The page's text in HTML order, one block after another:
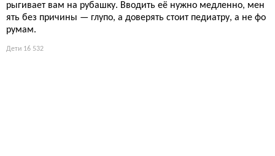
рыгивает вам на рубашку. Вводить её нужно медленно, мен
ять без причины — глупо, а доверять стоит педиатру, а не фо
румам.
Дети 16 532